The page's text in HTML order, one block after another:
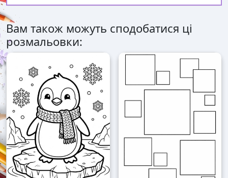
Вам також можуть сподобатися ці
розмальовки: